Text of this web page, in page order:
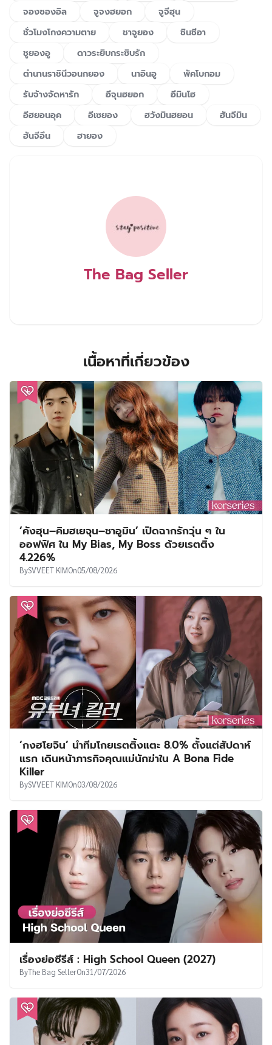
จองซองอิล
จูจงฮยอก
จูจีฮุน
ชั่วโมงโกงความตาย
ชาจูยอง
ชินชีอา
ชูยองอู
ดาวระยิบกระซิบรัก
ตำนานราชินีวอนกยอง
นาอินอู
พัคโบกอม
รับจ้างจัดหารัก
อีจุนฮยอก
อีมินโฮ
อีฮยอนอุค
อีเซยอง ฮวังมินฮยอน
ฮันจีมิน
ฮันจีอึน
ฮายอง
The Bag Seller
เนื้อหาที่เกี่ยวข้อง
‘คังฮุน–คิมฮเยจุน–ชาอูมิน’ เปิดฉากรักวุ่น ๆ ใน
ออฟฟิศ ใน My Bias, My Boss ด้วยเรตติ้ง
4.226%
BySVVEET KIMOn05/08/2026
‘กงฮโยจิน’ นำทีมโกยเรตติ้งแตะ 8.0% ตั้งแต่สัปดาห์
แรก เดินหน้าภารกิจคุณแม่นักฆ่าใน A Bona Fide
Killer
BySVVEET KIMOn03/08/2026
เรื่องย่อซีรีส์ : High School Queen (2027)
ByThe Bag SellerOn31/07/2026